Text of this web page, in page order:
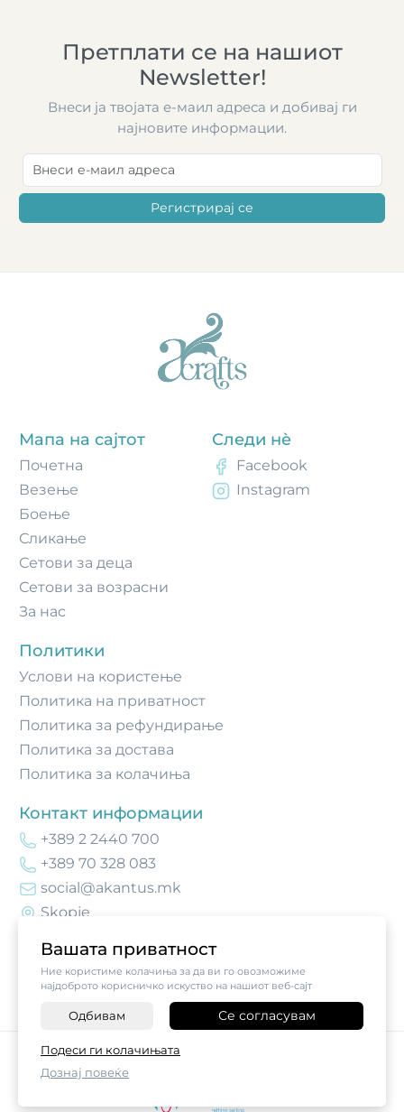
Вашата приватност
Ние користиме колачиња за да ви го овозможиме
најдоброто корисничко искуство на нашиот веб-сајт
Одбивам Се согласувам
Подеси ги колачињата
Дознај повеќе
Претплати се на нашиот
Newsletter!
Внеси ја твојата е-маил адреса и добивај ги
најновите информации.
Регистрирај се
Мапа на сајтот
Почетнa
Везење
Боење
Сликање
Сетови за деца
Сетови за возрасни
За нас
Политики
Услови на користење
Политика на приватност
Политика за рефундирање
Политика за достава
Политика за колачиња
Контакт информации
+389 2 2440 700
+389 70 328 083
social@akantus.mk
Skopje
Следи нè
Facebook
Instagram
©2026Vendor x
Поставки за колачиња